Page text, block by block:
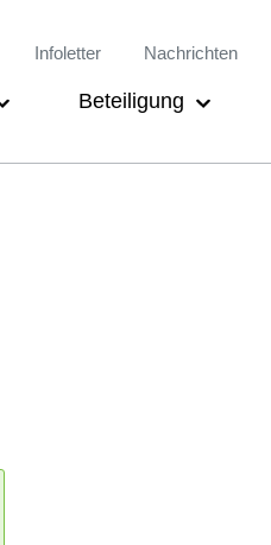
Beteiligung
Infoletter Nachrichten